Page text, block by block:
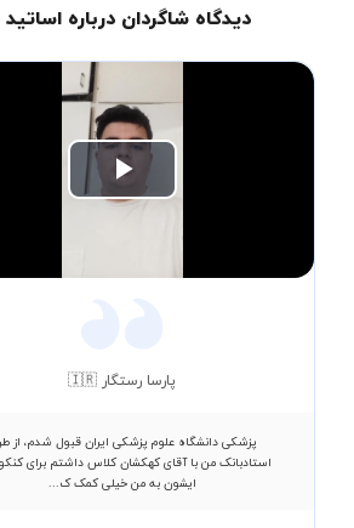
دیدگاه شاگردان درباره
Play
پارسا رستگار 🇮🇷
پزشکی دانشگاه علوم پزشکی ایران قبول شدم، از
استادبانک من با آقای کهکشان کلاس داشتم برای
ایشون به من خیلی کمک ک...